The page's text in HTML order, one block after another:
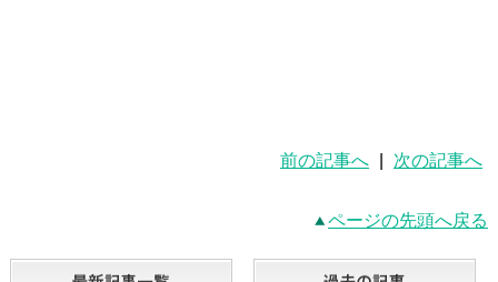
前の記事へ 次の記事へ
ページの先頭へ戻る
最新記事一覧